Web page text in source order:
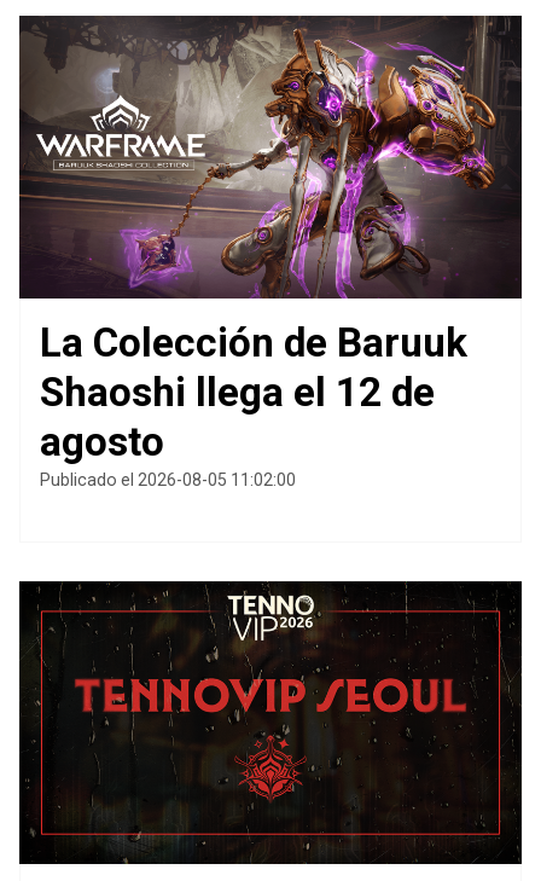
La Colección de Baruuk
Shaoshi llega el 12 de
agosto
Publicado el 2026-08-05 11:02:00